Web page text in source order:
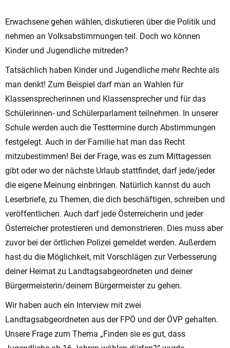
Erwachsene gehen wählen, diskutieren über die Politik und
nehmen an Volksabstimmungen teil. Doch wo können
Kinder und Jugendliche mitreden?
Tatsächlich haben Kinder und Jugendliche mehr Rechte als
man denkt! Zum Beispiel darf man an Wahlen für
Klassensprecherinnen und Klassensprecher und für das
Schülerinnen- und Schülerparlament teilnehmen. In unserer
Schule werden auch die Testtermine durch Abstimmungen
festgelegt. Auch in der Familie hat man das Recht
mitzubestimmen! Bei der Frage, was es zum Mittagessen
gibt oder wo der nächste Urlaub stattfindet, darf jede/jeder
die eigene Meinung einbringen. Natürlich kannst du auch
Leserbriefe, zu Themen, die dich beschäftigen, schreiben und
veröffentlichen. Auch darf jede Österreicherin und jeder
Österreicher protestieren und demonstrieren. Dies muss aber
zuvor bei der örtlichen Polizei gemeldet werden. Außerdem
hast du die Möglichkeit, mit Vorschlägen zur Verbesserung
deiner Heimat zu Landtagsabgeordneten und deiner
Bürgermeisterin/deinem Bürgermeister zu gehen.
Wir haben auch ein Interview mit zwei
Landtagsabgeordneten aus der FPÖ und der ÖVP gehalten.
Unsere Frage zum Thema „Finden sie es gut, dass